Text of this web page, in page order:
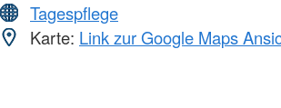
Tagespflege
Karte: Link zur Google Maps